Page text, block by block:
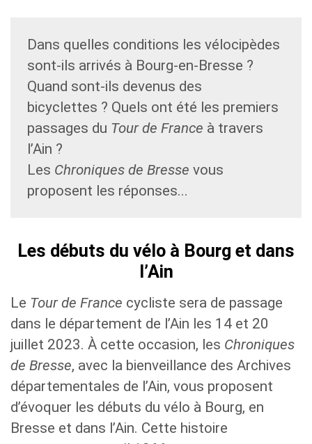
Dans quelles conditions les vélocipèdes
sont-ils arrivés à Bourg-en-Bresse ?
Quand sont-ils devenus des
bicyclettes ? Quels ont été les premiers
passages du Tour de France à travers
l’Ain ?
Les Chroniques de Bresse vous
proposent les réponses...
Les débuts du vélo à Bourg et dans
l’Ain
Le Tour de France cycliste sera de passage
dans le département de l’Ain les 14 et 20
juillet 2023. À cette occasion, les Chroniques
de Bresse, avec la bienveillance des Archives
départementales de l’Ain, vous proposent
d’évoquer les débuts du vélo à Bourg, en
Bresse et dans l’Ain. Cette histoire